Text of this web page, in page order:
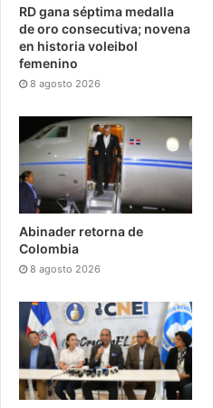
RD gana séptima medalla
de oro consecutiva; novena
en historia voleibol
femenino
8 agosto 2026
Abinader retorna de
Colombia
8 agosto 2026